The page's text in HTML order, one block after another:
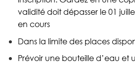
validité doit dépasser le 01
en cours
Dans la limite des places
Prévoir une bouteille d’eau et